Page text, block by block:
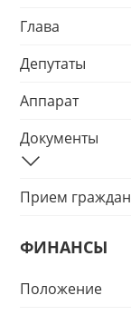
Глава
Депутаты
Аппарат
Документы
Прием граждан
ФИНАНСЫ
Положение